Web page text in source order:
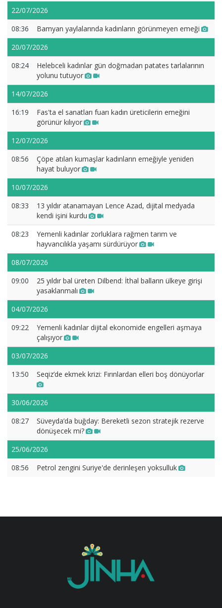
22/07/2026
08:36
Bamyan yaylalarında kadınların görünmeyen emeği
20/07/2026
08:24
Helebceli kadınlar gün doğmadan patates tarlalarının
yolunu tutuyor
14/07/2026
16:19
Fas'ta el sanatları fuarı kadın üreticilerin emeğini
görünür kılıyor
12/07/2026
08:56
Çöpe atılan kumaşlar kadınların emeğiyle yeniden
hayat buluyor
10/07/2026
08:33
13 yıldır atanamayan Lence Azad, dijital medyada
kendi işini kurdu
08:23
Yemenli kadınlar zorluklara rağmen tarım ve
hayvancılıkla yaşamı sürdürüyor
08/07/2026
09:00
25 yıldır bal üreten Dilbend: İthal balların ülkeye girişi
yasaklanmalı
04/07/2026
09:22
Yemenli kadınlar dijital ekonomide engelleri aşmaya
çalışıyor
03/07/2026
13:50
Seqiz’de ekmek krizi: Fırınlardan elleri boş dönüyorlar
30/06/2026
08:27
Süveyda’da buğday: Bereketli sezon stratejik rezerve
dönüşecek mi?
25/06/2026
08:56
Petrol zengini Suriye'de derinleşen yoksulluk